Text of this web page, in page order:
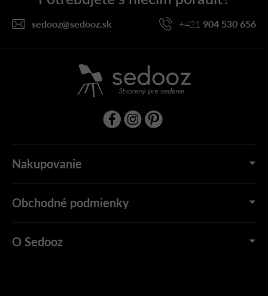
sedooz@sedooz.sk +421 904 530 656
Nakupovanie
Obchodné podmienky
O Sedooz